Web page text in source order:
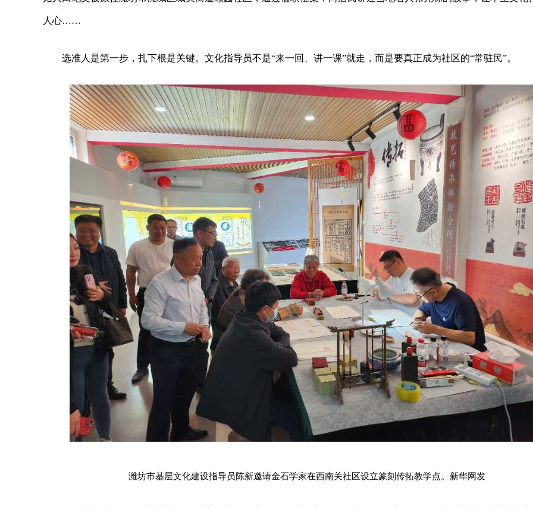
人心……
选准人是第一步，扎下根是关键。文化指导员不是“来一回、讲一课”就走，而是要真正成为社区的“常驻民”。
潍坊市基层文化建设指导员陈新邀请金石学家在西南关社区设立篆刻传拓教学点。新华网发